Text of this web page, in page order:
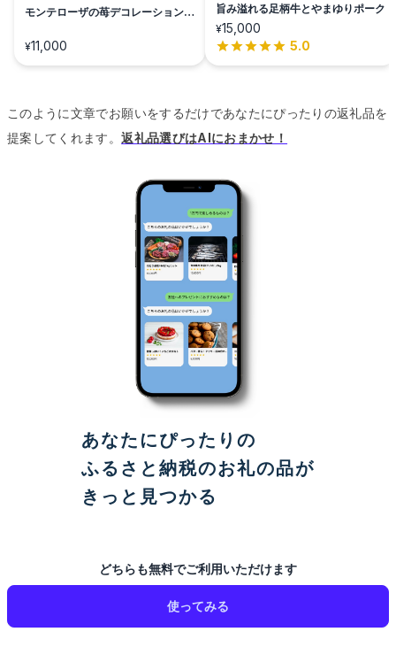
モンテローザの苺デコレーション祝
¥11,000
旨み溢れる足柄牛とやまゆりポーク
¥15,000
5.0
このように文章でお願いをするだけであなたにぴったりの返礼品を
提案してくれます。返礼品選びはAIにおまかせ！
あなたにぴったりの
ふるさと納税のお礼の品が
きっと見つかる
どちらも無料でご利用いただけます
使ってみる